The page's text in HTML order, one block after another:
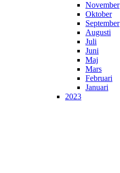
November
Oktober
September
Augusti
Juli
Juni
Maj
Mars
Februari
Januari
2023